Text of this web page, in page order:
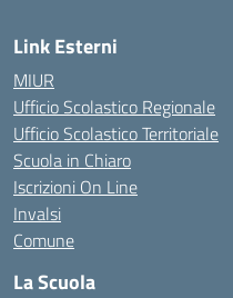
Link Esterni
MIUR
Ufficio Scolastico Regionale
Ufficio Scolastico Territoriale
Scuola in Chiaro
Iscrizioni On Line
Invalsi
Comune
La Scuola